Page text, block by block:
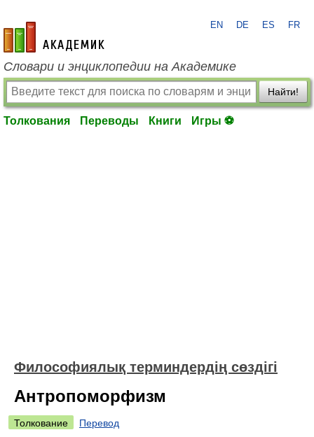
academic.ru
EN DE ES FR
Словари и энциклопедии на Академике
Найти!
Толкования Переводы Книги Игры ⚽
Философиялық терминдердің сөздігі
Антропоморфизм
Толкование
Перевод